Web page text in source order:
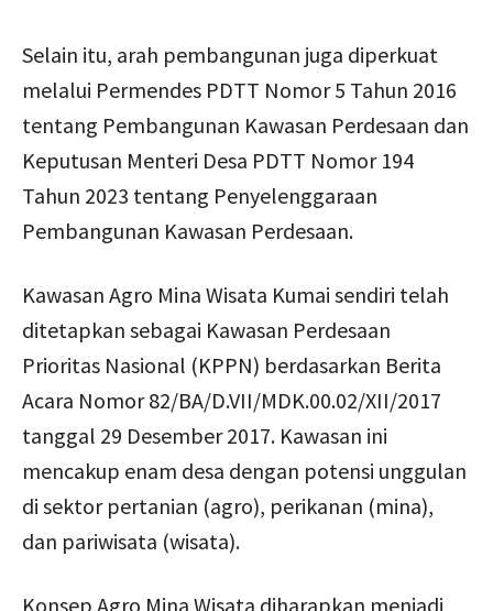
Selain itu, arah pembangunan juga diperkuat
melalui Permendes PDTT Nomor 5 Tahun 2016
tentang Pembangunan Kawasan Perdesaan dan
Keputusan Menteri Desa PDTT Nomor 194
Tahun 2023 tentang Penyelenggaraan
Pembangunan Kawasan Perdesaan.
Kawasan Agro Mina Wisata Kumai sendiri telah
ditetapkan sebagai Kawasan Perdesaan
Prioritas Nasional (KPPN) berdasarkan Berita
Acara Nomor 82/BA/D.VII/MDK.00.02/XII/2017
tanggal 29 Desember 2017. Kawasan ini
mencakup enam desa dengan potensi unggulan
di sektor pertanian (agro), perikanan (mina),
dan pariwisata (wisata).
Konsep Agro Mina Wisata diharapkan menjadi